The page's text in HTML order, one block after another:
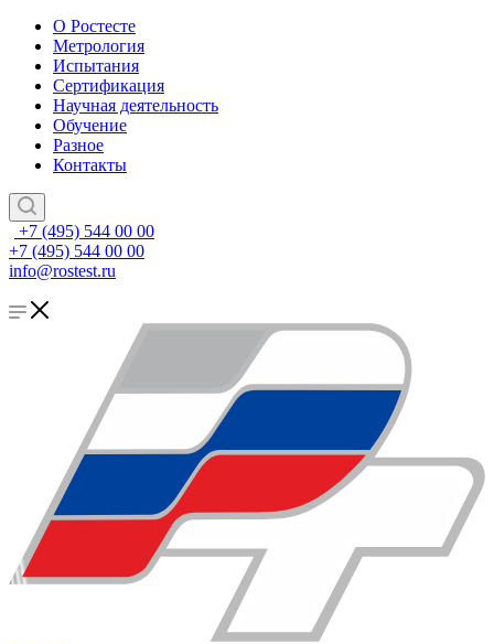
О Ростесте
Метрология
Испытания
Сертификация
Научная деятельность
Обучение
Разное
Контакты
+7 (495) 544 00 00
+7 (495) 544 00 00
info@rostest.ru